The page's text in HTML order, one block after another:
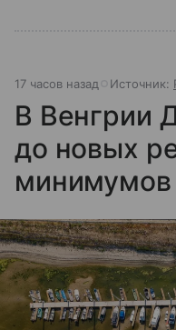
17 часов назад Источник:
В Венгрии
до новых
минимумов